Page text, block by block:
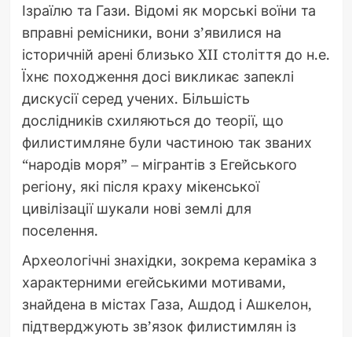
Ізраїлю та Гази. Відомі як морські воїни та
вправні ремісники, вони з’явилися на
історичній арені близько XII століття до н.е.
Їхнє походження досі викликає запеклі
дискусії серед учених. Більшість
дослідників схиляються до теорії, що
филистимляне були частиною так званих
“народів моря” – мігрантів з Егейського
регіону, які після краху мікенської
цивілізації шукали нові землі для
поселення.
Археологічні знахідки, зокрема кераміка з
характерними егейськими мотивами,
знайдена в містах Газа, Ашдод і Ашкелон,
підтверджують зв’язок филистимлян із